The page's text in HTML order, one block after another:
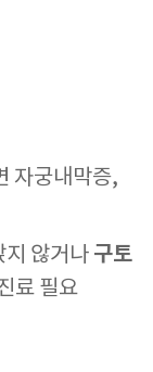
자궁내막증,
지 않거나 구토
료 필요